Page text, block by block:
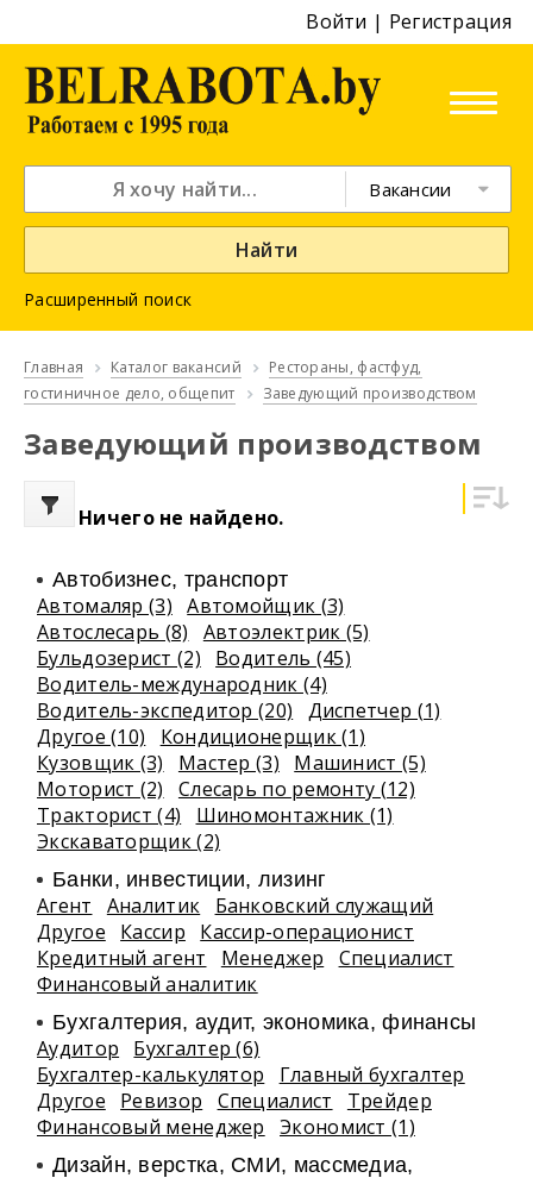
Войти | Регистрация
Вакансии
Найти
Расширенный поиск
Главная Каталог вакансий
Рестораны, фастфуд,
гостиничное дело, общепит
Заведующий производством
Заведующий производством
Ничего не найдено.
Автобизнес, транспорт
Автомаляр (3)
Автомойщик (3)
Автослесарь (8)
Автоэлектрик (5)
Бульдозерист (2)
Водитель (45)
Водитель-международник (4)
Водитель-экспедитор (20)
Диспетчер (1)
Другое (10)
Кондиционерщик (1)
Кузовщик (3)
Мастер (3)
Машинист (5)
Моторист (2)
Слесарь по ремонту (12)
Тракторист (4)
Шиномонтажник (1)
Экскаваторщик (2)
Банки, инвестиции, лизинг
Агент Аналитик
Банковский служащий
Другое
Кассир
Кассир-операционист
Кредитный агент
Менеджер
Специалист
Финансовый аналитик
Бухгалтерия, аудит, экономика, финансы
Аудитор
Бухгалтер (6)
Бухгалтер-калькулятор
Главный бухгалтер
Другое
Ревизор Специалист
Трейдер
Финансовый менеджер
Экономист (1)
Дизайн, верстка, СМИ, массмедиа,